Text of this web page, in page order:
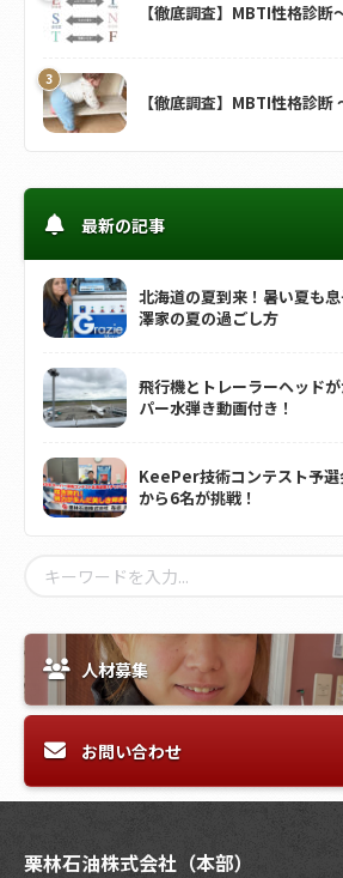
【徹底調査】MBTI性格診断
【徹底調査】MBTI性格診断
最新の記事
北海道の夏到来！暑い夏も
澤家の夏の過ごし方
飛行機とトレーラーヘッド
パー水弾き動画付き！
KeePer技術コンテスト予選
から6名が挑戦！
人材募集
お問い合わせ
栗林石油株式会社（本部）